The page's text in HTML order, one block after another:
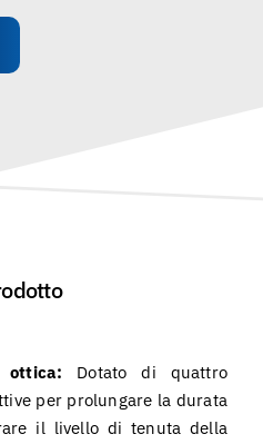
ottica: Dotato di quattro
per prolungare la durata
il livello di tenuta della